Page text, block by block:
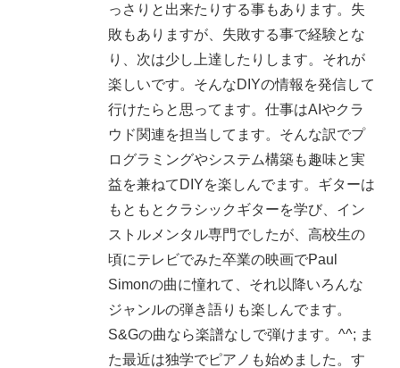
っさりと出来たりする事もあります。失
敗もありますが、失敗する事で経験とな
り、次は少し上達したりします。それが
楽しいです。そんなDIYの情報を発信して
行けたらと思ってます。仕事はAIやクラ
ウド関連を担当してます。そんな訳でプ
ログラミングやシステム構築も趣味と実
益を兼ねてDIYを楽しんでます。ギターは
もともとクラシックギターを学び、イン
ストルメンタル専門でしたが、高校生の
頃にテレビでみた卒業の映画でPaul
Simonの曲に憧れて、それ以降いろんな
ジャンルの弾き語りも楽しんでます。
S&Gの曲なら楽譜なしで弾けます。^^; ま
た最近は独学でピアノも始めました。す